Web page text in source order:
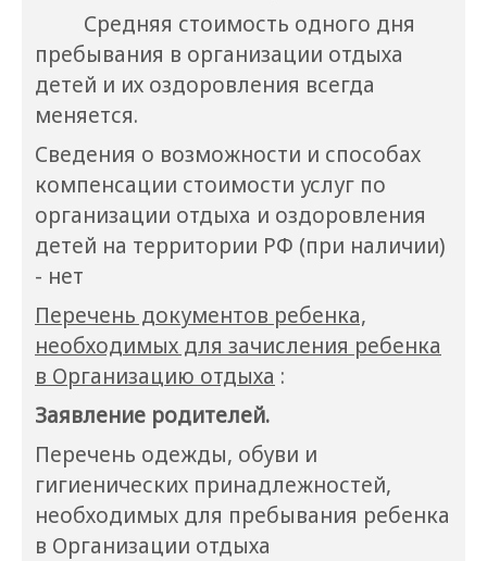
Средняя стоимость одного дня
пребывания в организации отдыха
детей и их оздоровления всегда
меняется.
Сведения о возможности и способах
компенсации стоимости услуг по
организации отдыха и оздоровления
детей на территории РФ (при наличии)
- нет
Перечень документов ребенка,
необходимых для зачисления ребенка
в Организацию отдыха :
Заявление родителей.
Перечень одежды, обуви и
гигиенических принадлежностей,
необходимых для пребывания ребенка
в Организации отдыха